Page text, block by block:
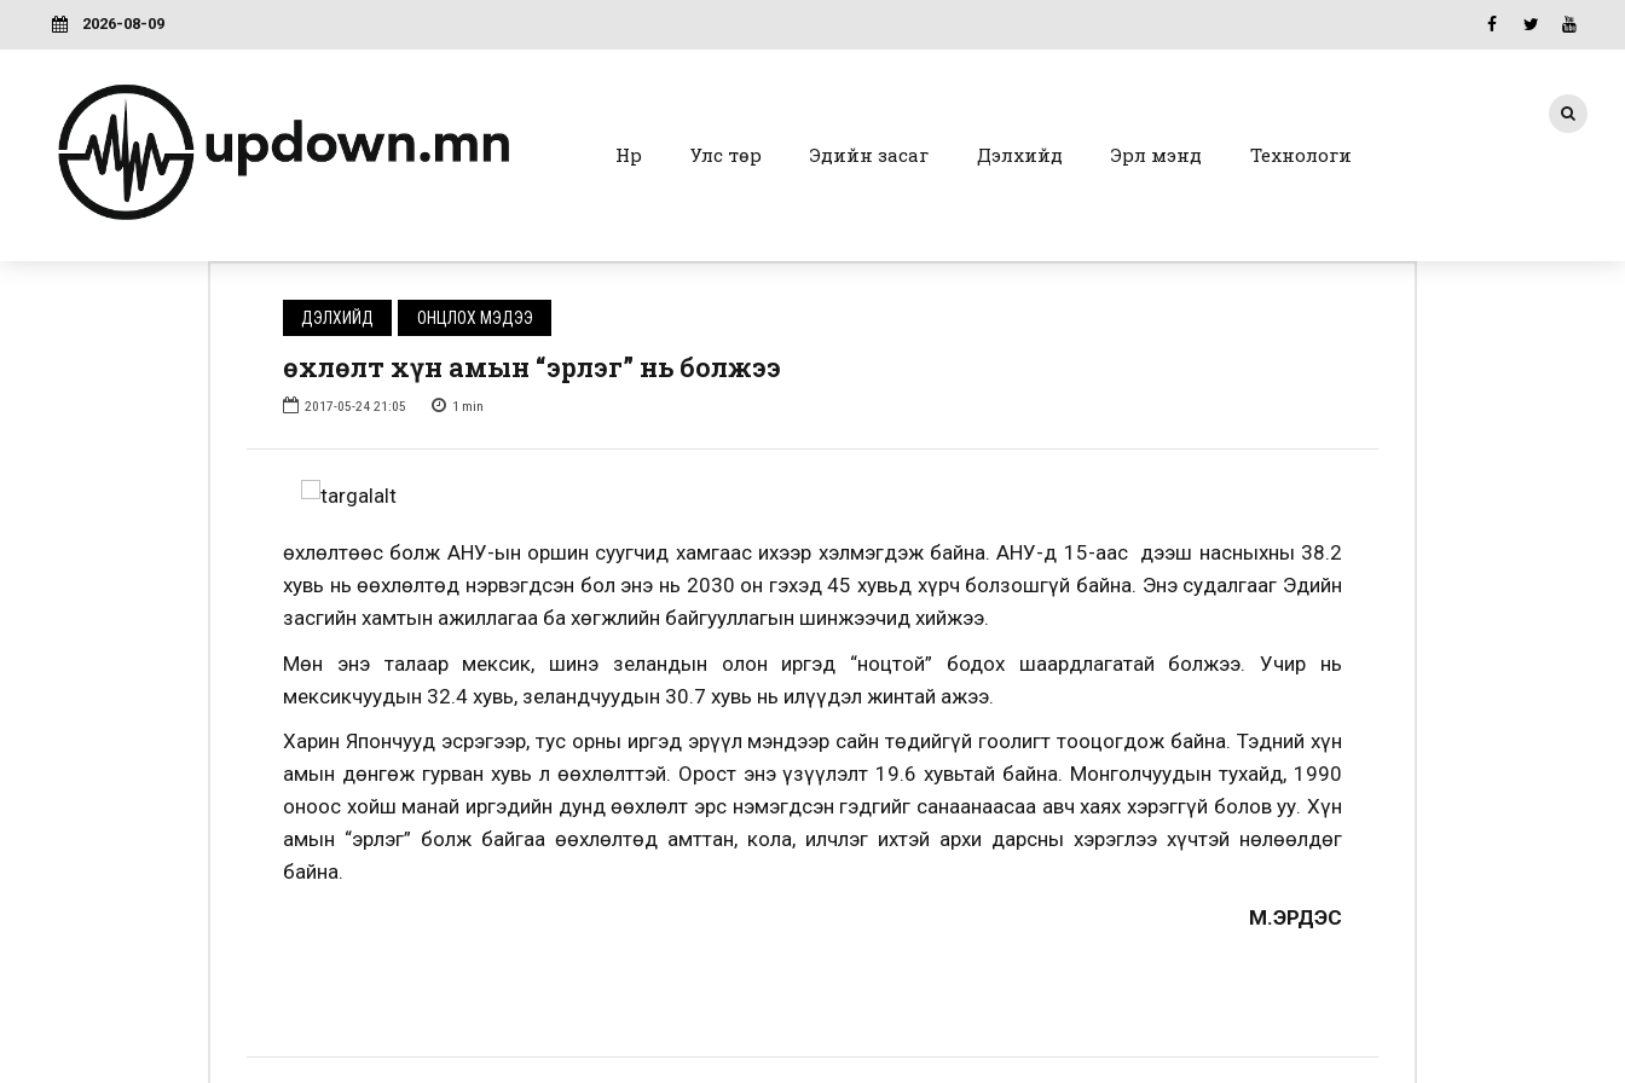
2026-08-09
Нүүр Улс төр Эдийн засаг Дэлхийд Эрүүл мэнд Технологи
ДЭЛХИЙД ОНЦЛОХ МЭДЭЭ
Өөхлөлт хүн амын “эрлэг” нь болжээ
2017-05-24 21:05 1 min
Өөхлөлтөөс болж АНУ-ын оршин суугчид хамгаас ихээр хэлмэгдэж байна. АНУ-д 15-аас дээш насныхны 38.2
хувь нь өөхлөлтөд нэрвэгдсэн бол энэ нь 2030 он гэхэд 45 хувьд хүрч болзошгүй байна. Энэ судалгааг Эдийн
засгийн хамтын ажиллагаа ба хөгжлийн байгууллагын шинжээчид хийжээ.
Мөн энэ талаар мексик, шинэ зеландын олон иргэд “ноцтой” бодох шаардлагатай болжээ. Учир нь
мексикчуудын 32.4 хувь, зеландчуудын 30.7 хувь нь илүүдэл жинтай ажээ.
Харин Япончууд эсрэгээр, тус орны иргэд эрүүл мэндээр сайн төдийгүй гоолигт тооцогдож байна. Тэдний хүн
амын дөнгөж гурван хувь л өөхлөлттэй. Орост энэ үзүүлэлт 19.6 хувьтай байна. Монголчуудын тухайд, 1990
оноос хойш манай иргэдийн дунд өөхлөлт эрс нэмэгдсэн гэдгийг санаанаасаа авч хаях хэрэггүй болов уу. Хүн
амын “эрлэг” болж байгаа өөхлөлтөд амттан, кола, илчлэг ихтэй архи дарсны хэрэглээ хүчтэй нөлөөлдөг
байна.
М.ЭРДЭС